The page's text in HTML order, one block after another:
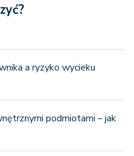
a ryzyko wycieku
podmiotami – jak